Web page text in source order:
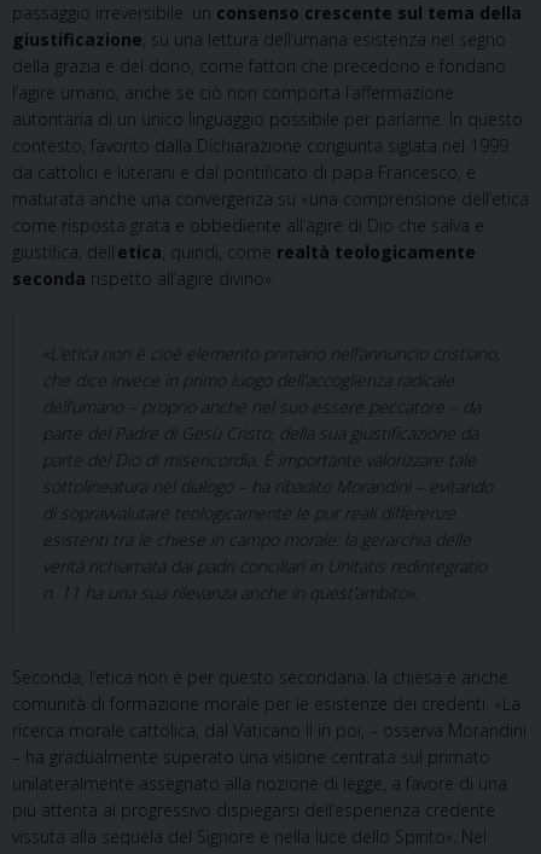
passaggio irreversibile: un consenso crescente sul tema della
giustificazione, su una lettura dell’umana esistenza nel segno
della grazia e del dono, come fattori che precedono e fondano
l’agire umano; anche se ciò non comporta l’affermazione
autoritaria di un unico linguaggio possibile per parlarne. In questo
contesto, favorito dalla Dichiarazione congiunta siglata nel 1999
da cattolici e luterani e dal pontificato di papa Francesco, è
maturata anche una convergenza su «una comprensione dell’etica
come risposta grata e obbediente all’agire di Dio che salva e
giustifica; dell’etica, quindi, come realtà teologicamente
seconda rispetto all’agire divino».
«L’etica non è cioè elemento primario nell’annuncio cristiano,
che dice invece in primo luogo dell’accoglienza radicale
dell’umano – proprio anche nel suo essere peccatore – da
parte del Padre di Gesù Cristo, della sua giustificazione da
parte del Dio di misericordia. È importante valorizzare tale
sottolineatura nel dialogo – ha ribadito Morandini – evitando
di sopravvalutare teologicamente le pur reali differenze
esistenti tra le chiese in campo morale: la gerarchia delle
verità richiamata dai padri conciliari in Unitatis redintegratio
n. 11 ha una sua rilevanza anche in quest’ambito».
Seconda, l’etica non è per questo secondaria: la chiesa è anche
comunità di formazione morale per le esistenze dei credenti. «La
ricerca morale cattolica, dal Vaticano II in poi, – osserva Morandini
– ha gradualmente superato una visione centrata sul primato
unilateralmente assegnato alla nozione di legge, a favore di una
più attenta al progressivo dispiegarsi dell’esperienza credente
vissuta alla sequela del Signore e nella luce dello Spirito». Nel